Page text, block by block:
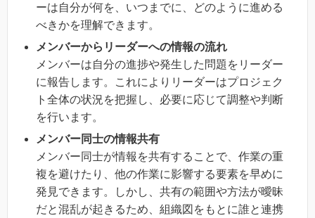
ーは自分が何を、いつまでに、どのように進める
べきかを理解できます。
メンバーからリーダーへの情報の流れ
メンバーは自分の進捗や発生した問題をリーダー
に報告します。これによりリーダーはプロジェク
ト全体の状況を把握し、必要に応じて調整や判断
を行います。
メンバー同士の情報共有
メンバー同士が情報を共有することで、作業の重
複を避けたり、他の作業に影響する要素を早めに
発見できます。しかし、共有の範囲や方法が曖昧
だと混乱が起きるため、組織図をもとに誰と連携